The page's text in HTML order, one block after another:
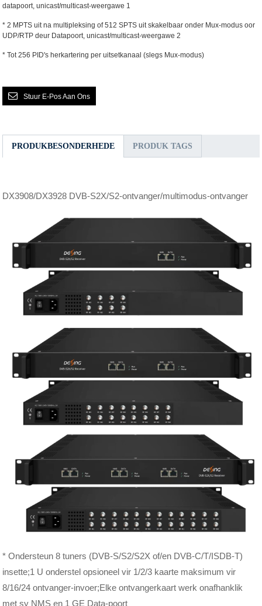
datapoort, unicast/multicast-weergawe 1
* 2 MPTS uit na multipleksing of 512 SPTS uit skakelbaar onder Mux-modus oor
UDP/RTP deur Datapoort, unicast/multicast-weergawe 2
* Tot 256 PID's herkartering per uitsetkanaal (slegs Mux-modus)
Stuur E-Pos Aan Ons
PRODUKBESONDERHEDE PRODUK TAGS
DX3908/DX3928 DVB-S2X/S2-ontvanger/multimodus-ontvanger
* Ondersteun 8 tuners (DVB-S/S2/S2X of/en DVB-C/T/ISDB-T)
insette;1 U onderstel opsioneel vir 1/2/3 kaarte maksimum vir
8/16/24 ontvanger-invoer;Elke ontvangerkaart werk onafhanklik
met sy NMS en 1 GE Data-poort